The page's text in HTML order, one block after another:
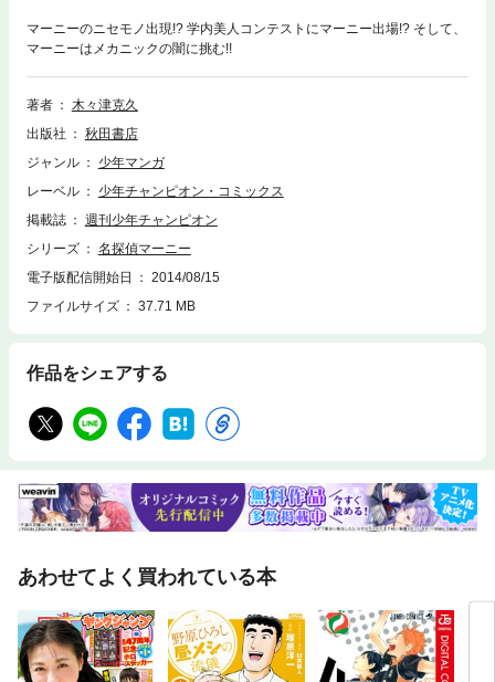
マーニーのニセモノ出現!? 学内美人コンテストにマーニー出場!? そして、
マーニーはメカニックの闇に挑む!!
著者
木々津克久
出版社
秋田書店
ジャンル
少年マンガ
レーベル
少年チャンピオン・コミックス
掲載誌
週刊少年チャンピオン
シリーズ
名探偵マーニー
電子版配信開始日
2014/08/15
ファイルサイズ
37.71 MB
作品をシェアする
あわせてよく買われている本